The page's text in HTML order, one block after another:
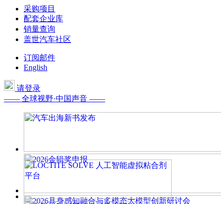
采购项目
配套企业库
销量查询
盖世汽车社区
订阅邮件
English
请登录
—— 全球视野·中国声音 ——